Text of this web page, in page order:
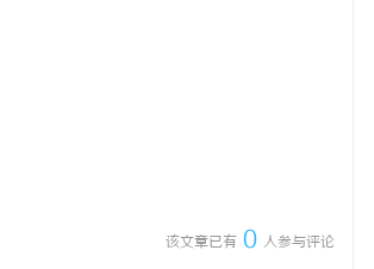
该文章已有 0 人参与评论